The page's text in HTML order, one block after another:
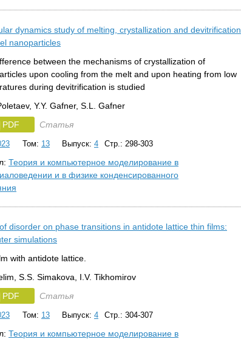
dynamics study of melting, crystallization and devitrification
nanoparticles
between the mechanisms of crystallization of
upon cooling from the melt and upon heating from low
during devitrification is studied
Y.Y. Gafner, S.L. Gafner
PDF
Статья
Том: 13 Выпуск: 4 Стр.: 298-303
Теория и компьютерное моделирование в
и в физике конденсированного
disorder on phase transitions in antidote lattice thin films:
simulations
with antidote lattice.
S.S. Simakova, I.V. Tikhomirov
PDF
Статья
Том: 13 Выпуск: 4 Стр.: 304-307
Теория и компьютерное моделирование в